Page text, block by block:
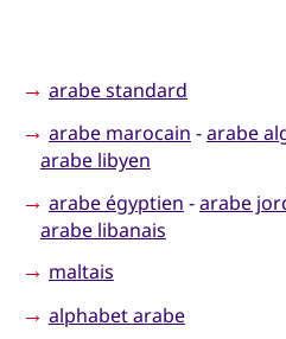
→ arabe standard
→ arabe marocain -arabe
arabe libyen
→ arabe égyptien -arabe
arabe libanais
→ maltais
→ alphabet arabe